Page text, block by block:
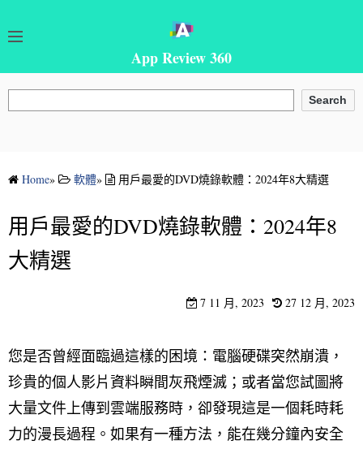
App Review 360
Search
Home» 軟體» 用戶最愛的DVD燒錄軟體：2024年8大精選
用戶最愛的DVD燒錄軟體：2024年8
大精選
7 11 月, 2023 27 12 月, 2023
您是否曾經面臨過這樣的困境：電腦硬碟突然崩潰，
珍貴的個人影片資料瞬間灰飛煙滅；或者當您試圖將
大量文件上傳到雲端服務時，卻發現這是一個耗時耗
力的漫長過程。如果有一種方法，能在幾分鐘內安全